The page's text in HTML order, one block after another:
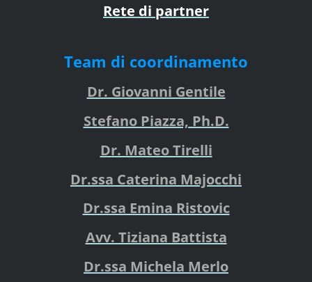
Rete di partner
Team di coordinamento
Dr. Giovanni Gentile
Stefano Piazza, Ph.D.
Dr. Mateo Tirelli
Dr.ssa Caterina Majocchi
Dr.ssa Emina Ristovic
Avv. Tiziana Battista
Dr.ssa Michela Merlo